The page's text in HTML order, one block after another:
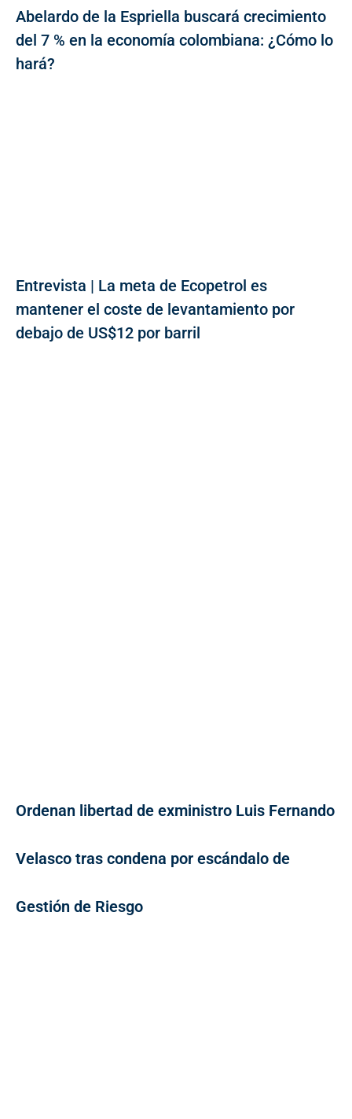
Abelardo de la Espriella buscará crecimiento
del 7 % en la economía colombiana: ¿Cómo lo
hará?
Entrevista | La meta de Ecopetrol es
mantener el coste de levantamiento por
debajo de US$12 por barril
Ordenan libertad de exministro Luis Fernando
Velasco tras condena por escándalo de
Gestión de Riesgo